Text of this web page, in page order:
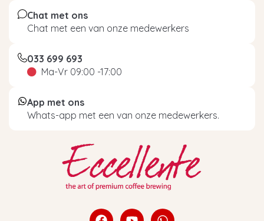
Chat met ons
Chat met een van onze medewerkers
033 699 693
Ma-Vr 09:00 -17:00
App met ons
Whats-app met een van onze medewerkers.